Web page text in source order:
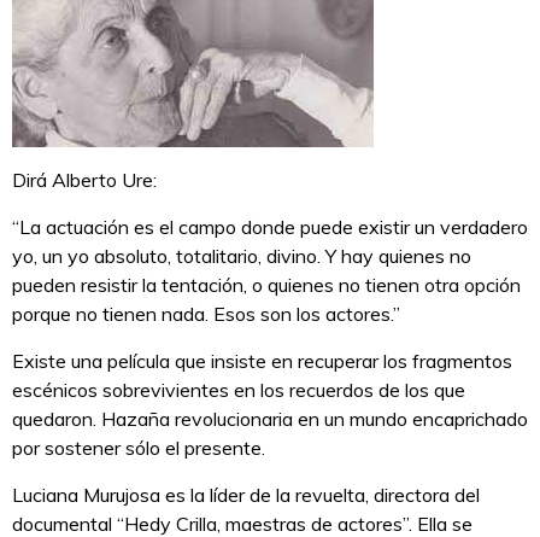
Dirá Alberto Ure:
“La actuación es el campo donde puede existir un verdadero
yo, un yo absoluto, totalitario, divino. Y hay quienes no
pueden resistir la tentación, o quienes no tienen otra opción
porque no tienen nada. Esos son los actores.”
Existe una película que insiste en recuperar los fragmentos
escénicos sobrevivientes en los recuerdos de los que
quedaron. Hazaña revolucionaria en un mundo encaprichado
por sostener sólo el presente.
Luciana Murujosa es la líder de la revuelta, directora del
documental “Hedy Crilla, maestras de actores”. Ella se